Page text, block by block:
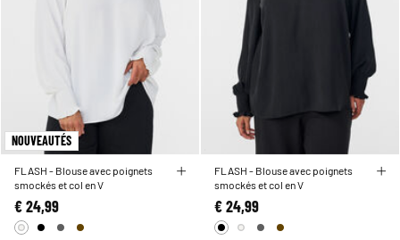
NOUVEAUTÉS
FLASH - Blouse avec poignets
smockés et col en V
€ 24,99
FLASH - Blouse avec poignets
smockés et col en V
€ 24,99